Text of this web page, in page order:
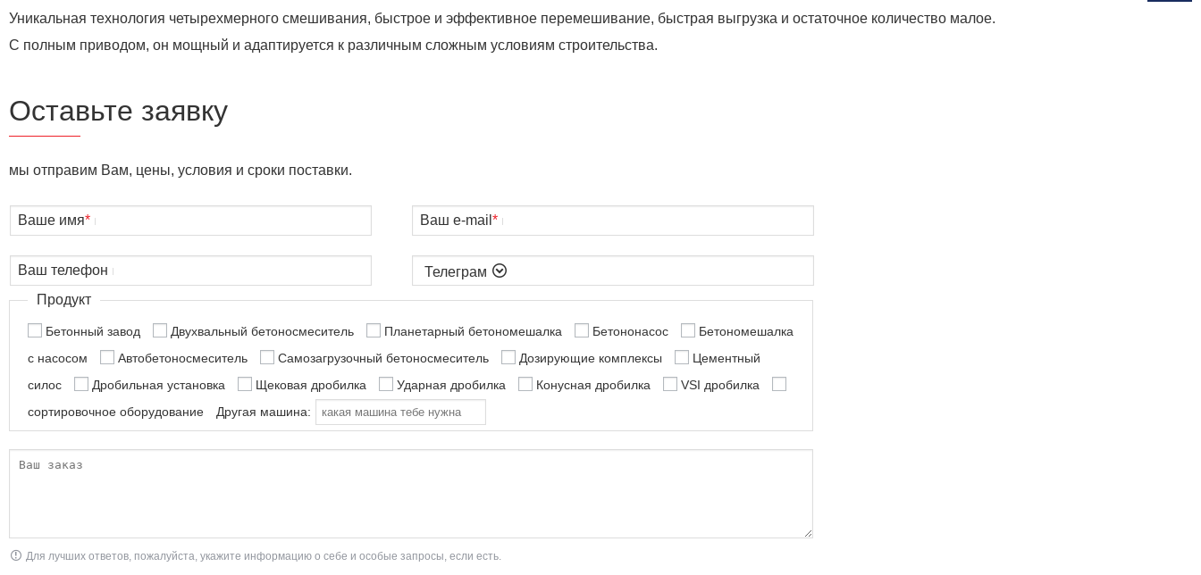
Уникальная технология четырехмерного смешивания, быстрое и эффективное перемешивание, быстрая выгрузка и остаточное количество малое.
С полным приводом, он мощный и адаптируется к различным сложным условиям строительства.
Оставьте заявку
мы отправим Вам, цены, условия и сроки поставки.
Ваше имя* Ваш e-mail*
Ваш телефон 
Продукт
Бетонный завод Двухвальный бетоносмеситель Планетарный бетономешалка Бетононасос
Бетономешалка
с насосом
Автобетоносмеситель Самозагрузочный бетоносмеситель Дозирующие комплексы
Цементный
силос
Дробильная установка Щековая дробилка Ударная дробилка Конусная дробилка
VSI дробилка
сортировочное оборудование
Другая машина:
Для лучших ответов, пожалуйста, укажите информацию о себе и особые запросы, если есть.